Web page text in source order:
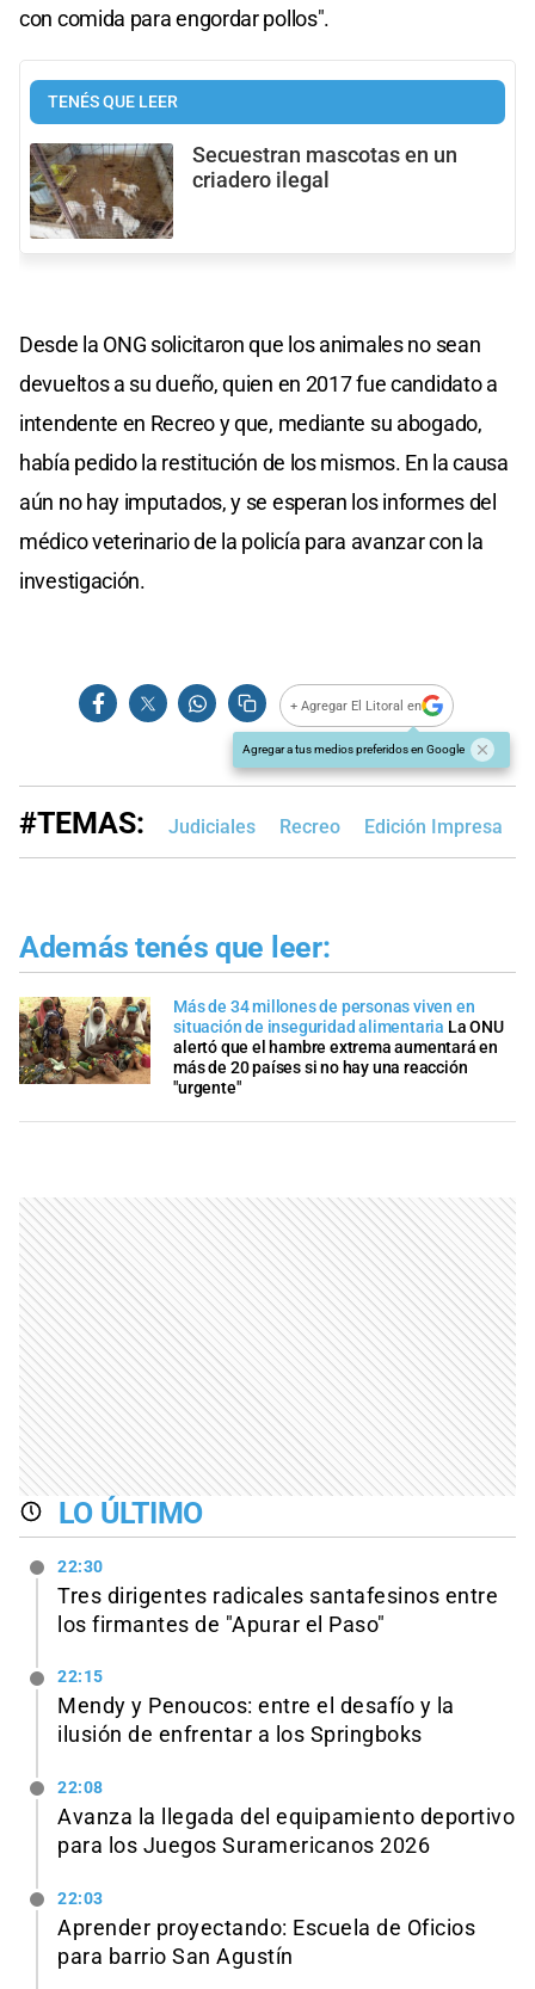
con comida para engordar pollos".
TENÉS QUE LEER
Secuestran mascotas en un
criadero ilegal
Desde la ONG solicitaron que los animales no sean
devueltos a su dueño, quien en 2017 fue candidato a
intendente en Recreo y que, mediante su abogado,
había pedido la restitución de los mismos. En la causa
aún no hay imputados, y se esperan los informes del
médico veterinario de la policía para avanzar con la
investigación.
+ Agregar El Litoral en
Agregar a tus medios preferidos en Google
#TEMAS: Judiciales Recreo Edición Impresa
Además tenés que leer:
Más de 34 millones de personas viven en
situación de inseguridad alimentaria La ONU
alertó que el hambre extrema aumentará en
más de 20 países si no hay una reacción
"urgente"
LO ÚLTIMO
22:30
Tres dirigentes radicales santafesinos entre
los firmantes de "Apurar el Paso"
22:15
Mendy y Penoucos: entre el desafío y la
ilusión de enfrentar a los Springboks
22:08
Avanza la llegada del equipamiento deportivo
para los Juegos Suramericanos 2026
22:03
Aprender proyectando: Escuela de Oficios
para barrio San Agustín